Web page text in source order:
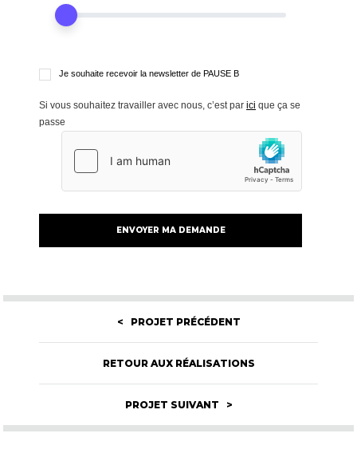
Je souhaite recevoir la newsletter de PAUSE B
Si vous souhaitez travailler avec nous, c’est par ici que ça se
passe
< PROJET PRÉCÉDENT
RETOUR AUX RÉALISATIONS
PROJET SUIVANT >